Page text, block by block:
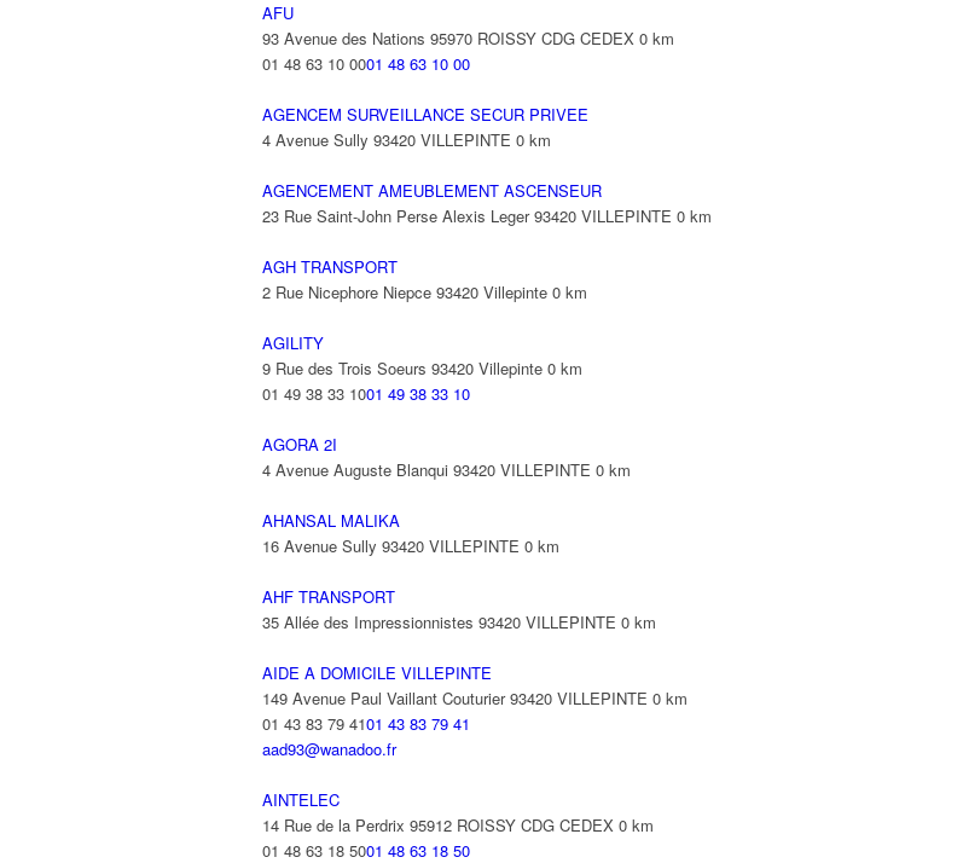
AFU
93 Avenue des Nations 95970 ROISSY CDG CEDEX 0 km
01 48 63 10 0001 48 63 10 00
AGENCEM SURVEILLANCE SECUR PRIVEE
4 Avenue Sully 93420 VILLEPINTE 0 km
AGENCEMENT AMEUBLEMENT ASCENSEUR
23 Rue Saint-John Perse Alexis Leger 93420 VILLEPINTE 0 km
AGH TRANSPORT
2 Rue Nicephore Niepce 93420 Villepinte 0 km
AGILITY
9 Rue des Trois Soeurs 93420 Villepinte 0 km
01 49 38 33 1001 49 38 33 10
AGORA 2I
4 Avenue Auguste Blanqui 93420 VILLEPINTE 0 km
AHANSAL MALIKA
16 Avenue Sully 93420 VILLEPINTE 0 km
AHF TRANSPORT
35 Allée des Impressionnistes 93420 VILLEPINTE 0 km
AIDE A DOMICILE VILLEPINTE
149 Avenue Paul Vaillant Couturier 93420 VILLEPINTE 0 km
01 43 83 79 4101 43 83 79 41
aad93@wanadoo.fr
AINTELEC
14 Rue de la Perdrix 95912 ROISSY CDG CEDEX 0 km
01 48 63 18 5001 48 63 18 50